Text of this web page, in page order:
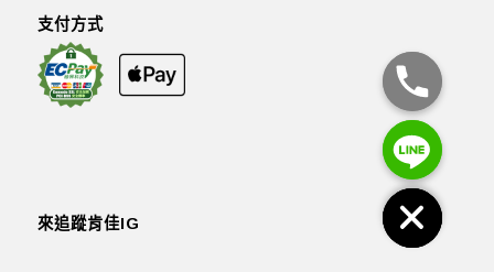
支付方式
來追蹤肯佳IG